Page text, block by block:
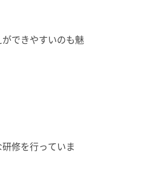
できやすいのも魅
修を行っていま